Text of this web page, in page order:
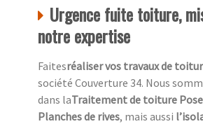
Urgence fuite toiture,
notre expertise
Faitesréaliser vos travaux de
société Couverture 34. Nous
dans laTraitement de toiture
Planches de rives, mais aussi